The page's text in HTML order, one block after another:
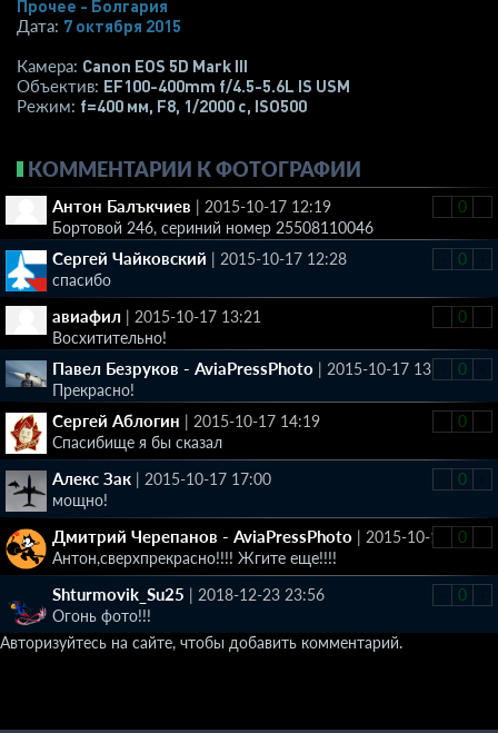
Прочее - Болгария
Дата: 7 октября 2015
Камера: Canon EOS 5D Mark III
Объектив: EF100-400mm f/4.5-5.6L IS USM
Режим: f=400 мм, F8, 1/2000 с, ISO500
КОММЕНТАРИИ К ФОТОГРАФИИ
0
Антон Балъкчиев | 2015-10-17 12:19
Бортовой 246, сериний номер 25508110046
0
Сергей Чайковский | 2015-10-17 12:28
спасибо
0
авиафил | 2015-10-17 13:21
Восхитительно!
0
Павел Безруков - AviaPressPhoto | 2015-10-17 13:52
Прекрасно!
0
Сергей Аблогин | 2015-10-17 14:19
Спасибище я бы сказал
0
Алекс Зак | 2015-10-17 17:00
мощно!
0
Дмитрий Черепанов - AviaPressPhoto | 2015-10-17 20:14
Антон,сверхпрекрасно!!!! Жгите еще!!!!
0
Shturmovik_Su25 | 2018-12-23 23:56
Огонь фото!!!
Авторизуйтесь на сайте, чтобы добавить комментарий.